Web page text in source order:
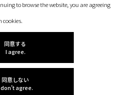
to browse the website, you are agreeing
同意する
I agree.
同意しない
I don't agree.
Ehime University.